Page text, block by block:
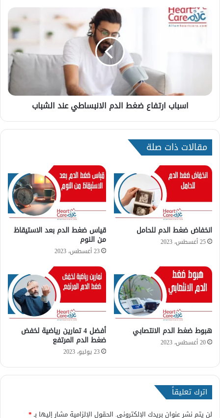
اسباب
ارتفاع
الانبساطي
اسباب ارتفاع ضغط الدم الانبساطي عند الشباب
مقالات ذات صلة
انخفاض ضغط الدم للحامل
25 أغسطس، 2023
قياس ضغط الدم بعد الاستيقاظ
من النوم
23 أغسطس، 2023
هبوط ضغط الدم الانتصابي
20 أغسطس، 2023
أفضل 4 تمارين رياضية لخفض
ضغط الدم المرتفع
23 يوليو، 2023
اترك تعليقاً
لن يتم نشر عنوان بريدك الإلكتروني. الحقول الإلزامية مشار إليها بـ*